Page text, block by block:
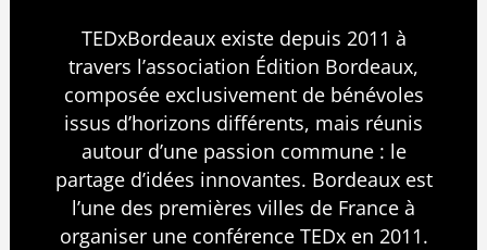
TEDxBordeaux existe depuis 2011 à
travers l’association Édition Bordeaux,
composée exclusivement de bénévoles
issus d’horizons différents, mais réunis
autour d’une passion commune : le
partage d’idées innovantes. Bordeaux est
l’une des premières villes de France à
organiser une conférence TEDx en 2011.